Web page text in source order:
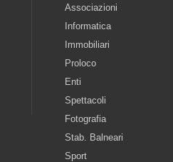
Associazioni
Informatica
Immobiliari
Proloco
Enti
Spettacoli
Fotografia
Stab. Balneari
Sport